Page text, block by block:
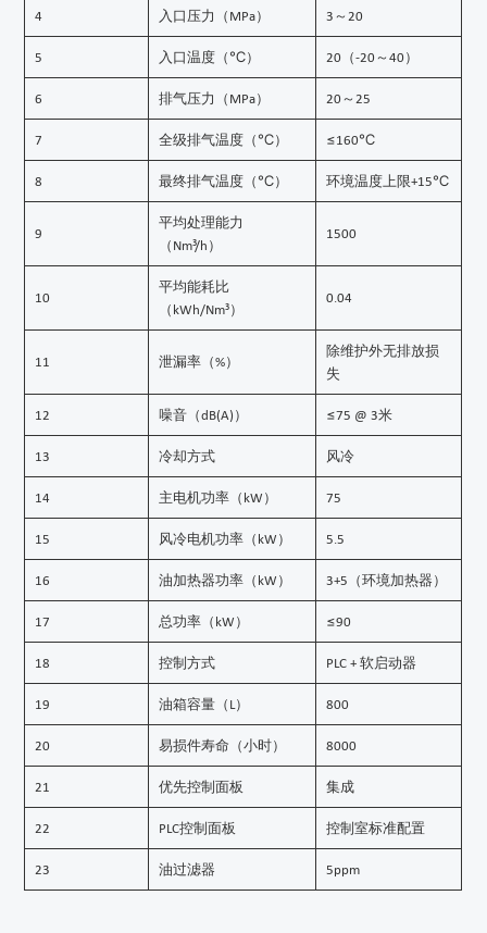
4 入口压力（MPa） 3～20
5 入口温度（℃） 20（-20～40）
6 排气压力（MPa） 20～25
7 全级排气温度（℃） ≤160℃
8 最终排气温度（℃） 环境温度上限+15℃
9
平均处理能力
（Nm³/h）
1500
10
平均能耗比
（kWh/Nm³）
0.04
11 泄漏率（%）
除维护外无排放损
失
12 噪音（dB(A)） ≤75 @ 3米
13 冷却方式 风冷
14 主电机功率（kW） 75
15 风冷电机功率（kW） 5.5
16 油加热器功率（kW） 3+5（环境加热器）
17 总功率（kW） ≤90
18 控制方式 PLC + 软启动器
19 油箱容量（L） 800
20 易损件寿命（小时） 8000
21 优先控制面板 集成
22 PLC控制面板 控制室标准配置
23 油过滤器 5ppm